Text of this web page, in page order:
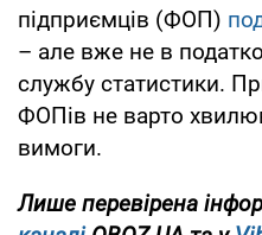
підприємців (ФОП)
– але вже не в
службу статистики.
ФОПів не варто
вимоги.
Лише перевірена